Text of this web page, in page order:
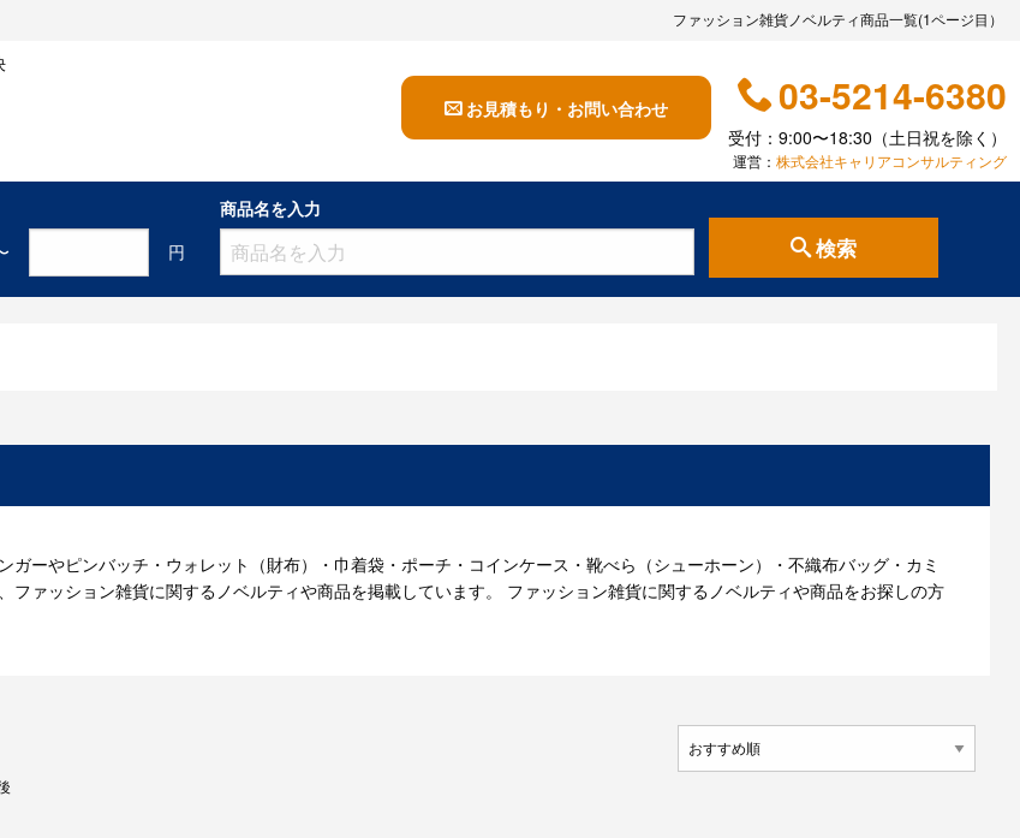
ファッション雑貨ノベルティ商品一覧(1ページ目）
お見積もり・お問い合わせ 03-5214-6380
受付：9:00〜18:30（土日祝を除く）
運営：株式会社キャリアコンサルティング
円
商品名を入力
検索
ガーやピンバッチ・ウォレット（財布）・巾着袋・ポーチ・コインケース・靴べら（シューホーン）・不織布バッグ・カミ
ファッション雑貨に関するノベルティや商品を掲載しています。 ファッション雑貨に関するノベルティや商品をお探しの方